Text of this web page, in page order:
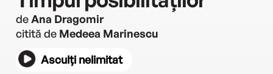
deAna Dragomir
citită de Medeea Marinescu
Asculți nelimitat